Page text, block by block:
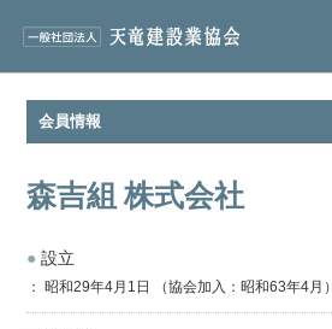
会員情報
森吉組 株式会社
● 設立
： 昭和29年4月1日 （協会加入：昭和63年4月）